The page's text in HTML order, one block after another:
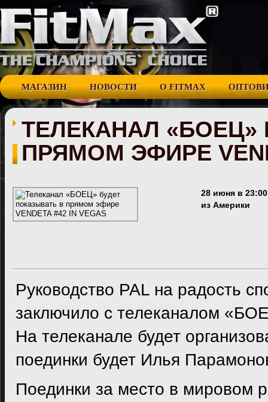
МАГАЗИН НОВОСТИ О FITMAX
ТЕЛЕКАНАЛ
ПРЯМОМ ЭФИРЕ
28 июня в
из Америки
Руководство PAL на радость
заключило с телеканалом
На телеканале будет
поединки будет Илья
Поединки за место в мировом